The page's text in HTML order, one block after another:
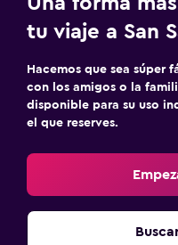
tu viaje a San
Hacemos que sea súper
con los amigos o la
disponible para su uso
el que reserves.